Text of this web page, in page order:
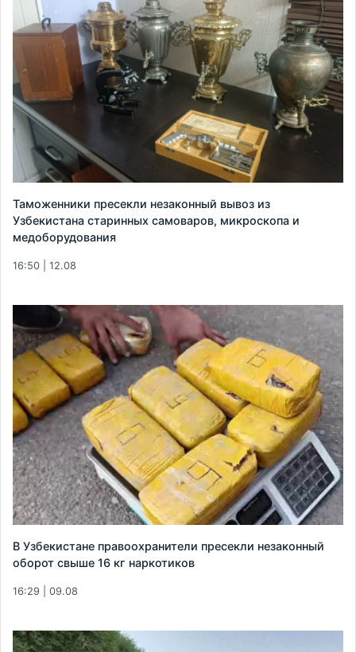
Таможенники пресекли незаконный вывоз из
Узбекистана старинных самоваров, микроскопа и
медоборудования
16:50 | 12.08
В Узбекистане правоохранители пресекли незаконный
оборот свыше 16 кг наркотиков
16:29 | 09.08